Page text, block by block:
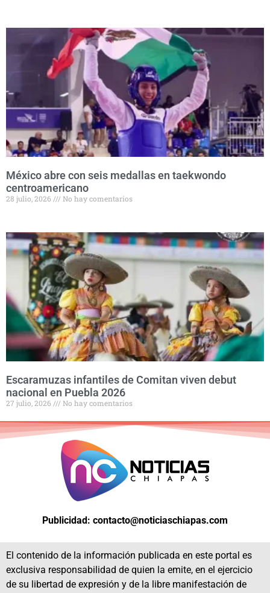
México abre con seis medallas en taekwondo
centroamericano
28 julio, 2026 No hay comentarios
Escaramuzas infantiles de Comitan viven debut
nacional en Puebla 2026
27 julio, 2026 No hay comentarios
Publicidad: contacto@noticiaschiapas.com
El contenido de la información publicada en este portal es
exclusiva responsabilidad de quien la emite, en el ejercicio
de su libertad de expresión y de la libre manifestación de